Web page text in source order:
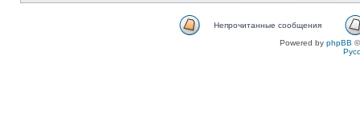
Непрочитанные сообщения
Powered by phpBB